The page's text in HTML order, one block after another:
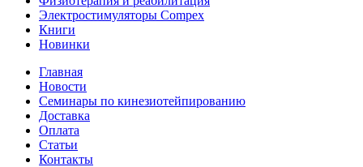
Электростимуляторы Compex
Книги
Новинки
Главная
Новости
Семинары по кинезиотейпированию
Доставка
Оплата
Статьи
Контакты